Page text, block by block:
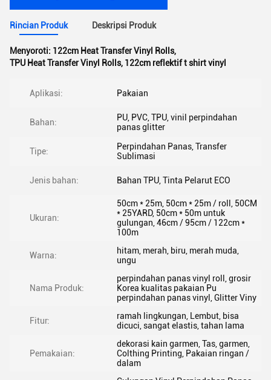
Rincian Produk Deskripsi Produk
Menyoroti: 122cm Heat Transfer Vinyl Rolls,
TPU Heat Transfer Vinyl Rolls, 122cm reflektif t shirt vinyl
Aplikasi: Pakaian
Bahan:
PU, PVC, TPU, vinil perpindahan
panas glitter
Tipe:
Perpindahan Panas, Transfer
Sublimasi
Jenis bahan: Bahan TPU, Tinta Pelarut ECO
Ukuran:
50cm * 25m, 50cm * 25m / roll, 50CM
* 25YARD, 50cm * 50m untuk
gulungan, 46cm / 95cm / 122cm *
100m
Warna:
hitam, merah, biru, merah muda,
ungu
Nama Produk:
perpindahan panas vinyl roll, grosir
Korea kualitas pakaian Pu
perpindahan panas vinyl, Glitter Viny
Fitur:
ramah lingkungan, Lembut, bisa
dicuci, sangat elastis, tahan lama
Pemakaian:
dekorasi kain garmen, Tas, garmen,
Colthing Printing, Pakaian ringan /
dalam